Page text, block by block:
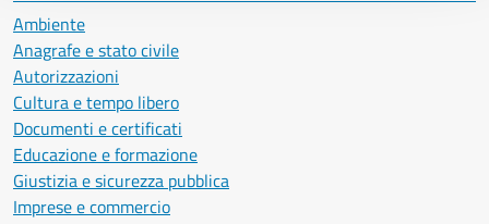
Ambiente
Anagrafe e stato civile
Autorizzazioni
Cultura e tempo libero
Documenti e certificati
Educazione e formazione
Giustizia e sicurezza pubblica
Imprese e commercio